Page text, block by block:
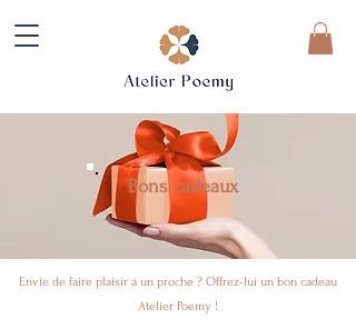
Bons cadeaux
Envie de faire plaisir à un proche ? Offrez-lui un bon cadeau
Atelier Poemy !